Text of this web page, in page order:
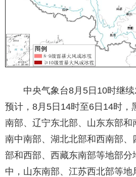
中央气象台8月5日10时继续
预计，8月5日14时至6日14时，
南部、辽宁东北部、山东东部
南中南部、湖北北部和西南部
部和西部、西藏东南部等地部
中，山东南部、江苏西北部等地